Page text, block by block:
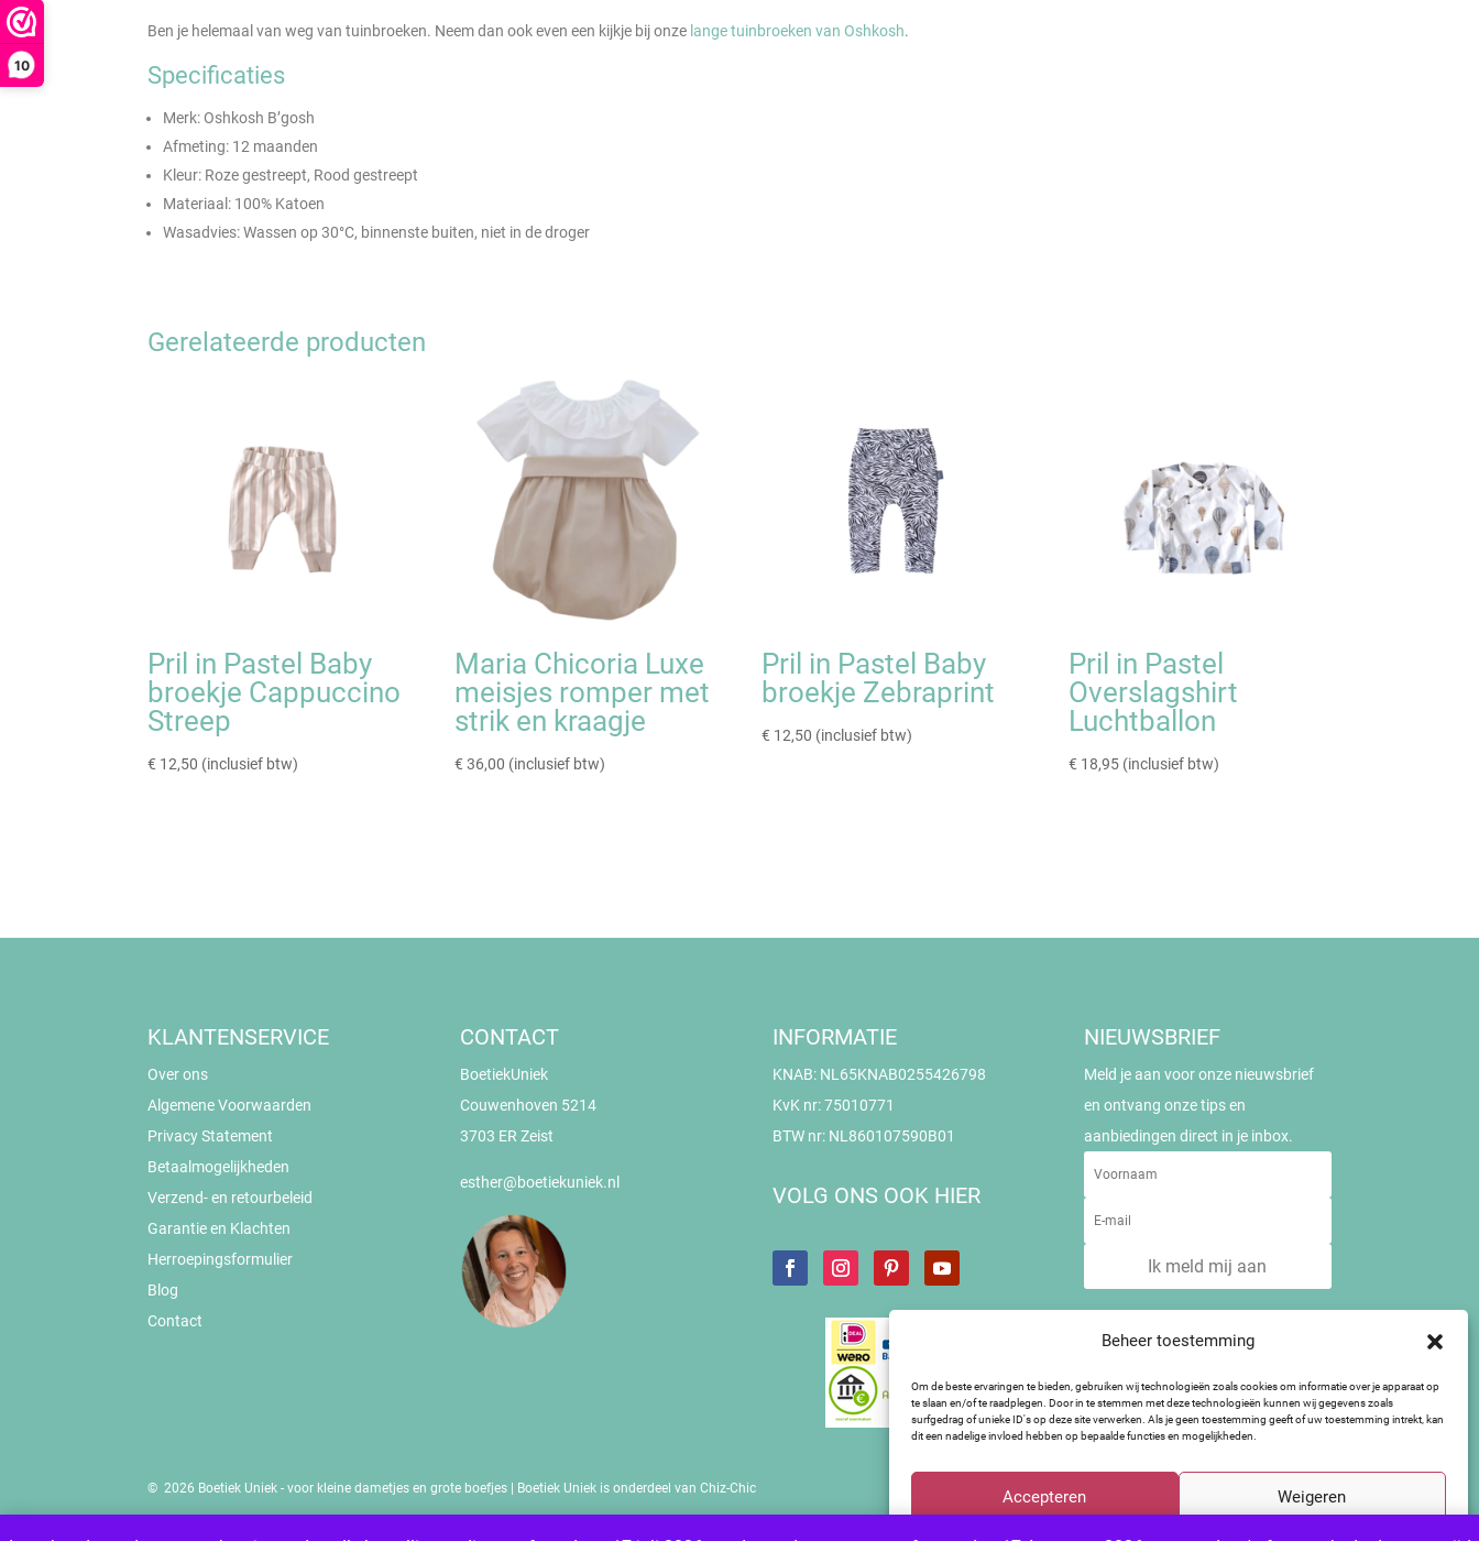
10
Beheer toestemming
Om de beste ervaringen te bieden, gebruiken wij technologieën zoals cookies om informatie over je apparaat op
te slaan en/of te raadplegen. Door in te stemmen met deze technologieën kunnen wij gegevens zoals
surfgedrag of unieke ID's op deze site verwerken. Als je geen toestemming geeft of uw toestemming intrekt, kan
dit een nadelige invloed hebben op bepaalde functies en mogelijkheden.
Accepteren Weigeren
Ben je helemaal van weg van tuinbroeken. Neem dan ook even een kijkje bij onze lange tuinbroeken van Oshkosh.
Specificaties
Merk: Oshkosh B’gosh
Afmeting: 12 maanden
Kleur: Roze gestreept, Rood gestreept
Materiaal: 100% Katoen
Wasadvies: Wassen op 30°C, binnenste buiten, niet in de droger
Gerelateerde producten
Pril in Pastel Baby
broekje Cappuccino
Streep
€ 12,50 (inclusief btw)
Maria Chicoria Luxe
meisjes romper met
strik en kraagje
€ 36,00 (inclusief btw)
Pril in Pastel Baby
broekje Zebraprint
€ 12,50 (inclusief btw)
Pril in Pastel
Overslagshirt
Luchtballon
€ 18,95 (inclusief btw)
KLANTENSERVICE
Over ons
Algemene Voorwaarden
Privacy Statement
Betaalmogelijkheden
Verzend- en retourbeleid
Garantie en Klachten
Herroepingsformulier
Blog
Contact
CONTACT
BoetiekUniek
Couwenhoven 5214
3703 ER Zeist
esther@boetiekuniek.nl
INFORMATIE
KNAB: NL65KNAB0255426798
KvK nr: 75010771
BTW nr: NL860107590B01
VOLG ONS OOK HIER
NIEUWSBRIEF
Meld je aan voor onze nieuwsbrief
en ontvang onze tips en
aanbiedingen direct in je inbox.
Ik meld mij aan
© 2026 Boetiek Uniek - voor kleine dametjes en grote boefjes | Boetiek Uniek is onderdeel van Chiz-Chic